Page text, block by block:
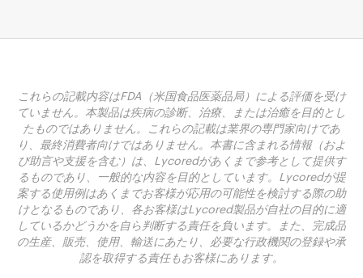
これらの記載内容はFDA（米国食品医薬品局）による評価を受け
ていません。本製品は疾病の診断、治療、または治癒を目的とし
たものではありません。これらの記載は業界の専門家向けであ
り、最終消費者向けではありません。本書に含まれる情報（およ
び助言や支援を含む）は、Lycoredがあくまで参考として提供す
るものであり、一般的な内容を目的としています。Lycoredが提
案する使用例はあくまでお客様が応用の可能性を検討する際の助
けとなるものであり、各お客様はLycored製品が自社の目的に適
しているかどうかを自ら判断する責任を負います。また、完成品
の生産、販売、使用、輸送にあたり、必要な行政機関の登録や承
認を取得する責任もお客様にあります。